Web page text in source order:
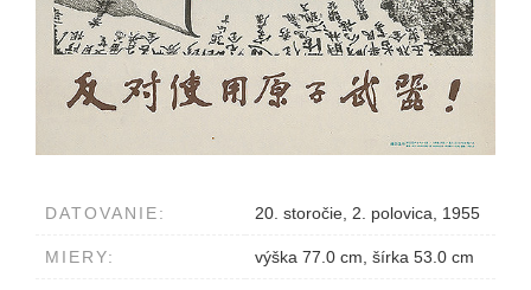
DATOVANIE: 20. storočie, 2. polovica, 1955
MIERY: výška 77.0 cm, šírka 53.0 cm